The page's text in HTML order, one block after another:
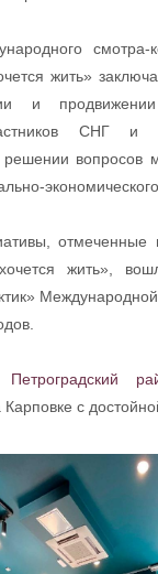
смотра-
жить»
и
СНГ
вопросов
экономического
отмеченные
жить»,
Петроградский
Карповке с